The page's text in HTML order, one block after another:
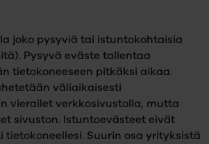
joko pysyviä tai istuntokohtaisia
Pysyvä eväste tallentaa
tietokoneeseen pitkäksi aikaa.
väliaikaisesti
vierailet verkkosivustolla, mutta
sivuston. Istuntoevästeet eivät
Suurin osa yrityksistä